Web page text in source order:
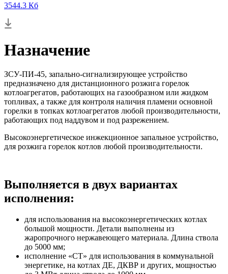
3544.3 Кб
Назначение
ЗСУ-ПИ-45, запально-сигнализирующее устройство
предназначено для дистанционного розжига горелок
котлоагрегатов, работающих на газообразном или жидком
топливах, а также для контроля наличия пламени основной
горелки в топках котлоагрегатов любой производительности,
работающих под наддувом и под разрежением.
Высокоэнергетическое инжекционное запальное устройство,
для розжига горелок котлов любой производительности.
Выполняется в двух вариантах
исполнения:
для использования на высокоэнергетических котлах
большой мощности. Детали выполнены из
жаропрочного нержавеющего материала. Длина ствола
до 5000 мм;
исполнение «СТ» для использования в коммунальной
энергетике, на котлах ДЕ, ДКВР и других, мощностью